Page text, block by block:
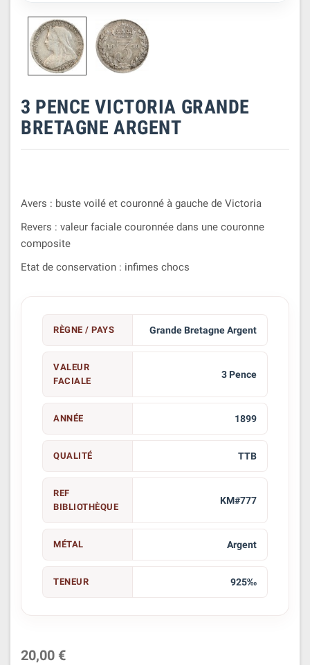
3 PENCE VICTORIA GRANDE
BRETAGNE ARGENT
Avers : buste voilé et couronné à gauche de Victoria
Revers : valeur faciale couronnée dans une couronne
composite
Etat de conservation : infimes chocs
RÈGNE / PAYS Grande Bretagne Argent
VALEUR
FACIALE
3 Pence
ANNÉE 1899
QUALITÉ TTB
REF
BIBLIOTHÈQUE
KM#777
MÉTAL Argent
TENEUR 925‰
20,00 €